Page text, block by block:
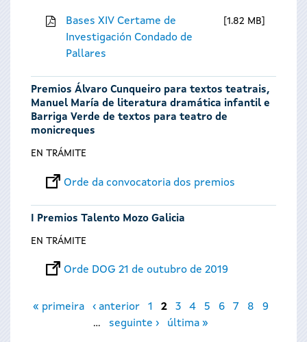
Bases XIV Certame de
Investigación Condado de
Pallares
1.82 MB
Premios Álvaro Cunqueiro para textos teatrais,
Manuel María de literatura dramática infantil e
Barriga Verde de textos para teatro de
monicreques
EN TRÁMITE
Orde da convocatoria dos premios
I Premios Talento Mozo Galicia
EN TRÁMITE
Orde DOG 21 de outubro de 2019
Páxinas
« primeira ‹ anterior 1 2 3 4 5 6 7 8
9
…
seguinte › última »